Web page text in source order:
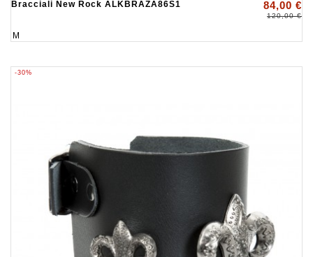
Bracciali New Rock ALKBRAZA86S1 84,00 €
120,00 €
M
-30%